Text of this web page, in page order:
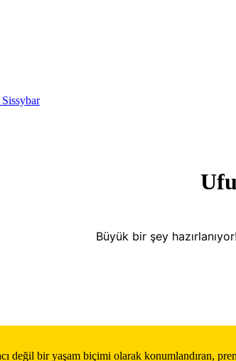
Büyük bir şey
değil bir yaşam biçimi olarak konumlandıran,